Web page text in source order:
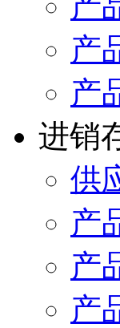
产
产
进销
供
产
产
产